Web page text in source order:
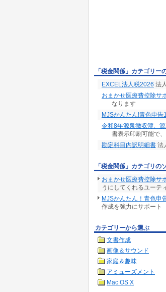
「税金関係」カテゴリー
EXCEL法人税2026 法
おまかせ医療費控除サ
なります
MJSかんたん!青色申告
令和8年源泉徴収簿、
書表示印刷可能で
勘定科目内訳明細書 法
「税金関係」カテゴリの
おまかせ医療費控除サ
うにしてくれるユーテ
MJSかんたん！青色申
作成を強力にサポート
カテゴリーから選ぶ
文書作成
画像＆サウンド
家庭＆趣味
アミューズメント
Mac OS X